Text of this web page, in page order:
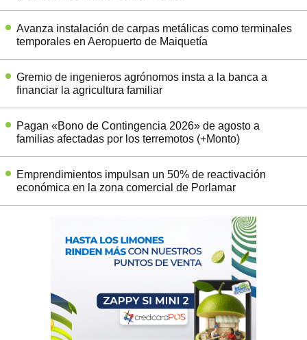
Avanza instalación de carpas metálicas como terminales
temporales en Aeropuerto de Maiquetía
Gremio de ingenieros agrónomos insta a la banca a
financiar la agricultura familiar
Pagan «Bono de Contingencia 2026» de agosto a
familias afectadas por los terremotos (+Monto)
Emprendimientos impulsan un 50% de reactivación
económica en la zona comercial de Porlamar